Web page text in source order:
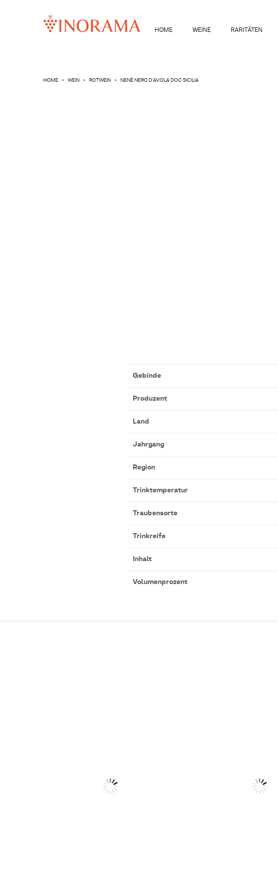
HOME WEINE RARITÄTEN
HOME WEIN ROTWEIN NENÈ NERO D'AVOLA DOC SICILIA
Gebinde
Produzent
Land
Jahrgang
Region
Trinktemperatur
Traubensorte
Trinkreife
Inhalt
Volumenprozent